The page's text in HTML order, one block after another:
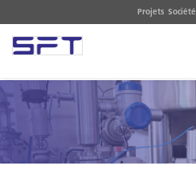
Projets Société